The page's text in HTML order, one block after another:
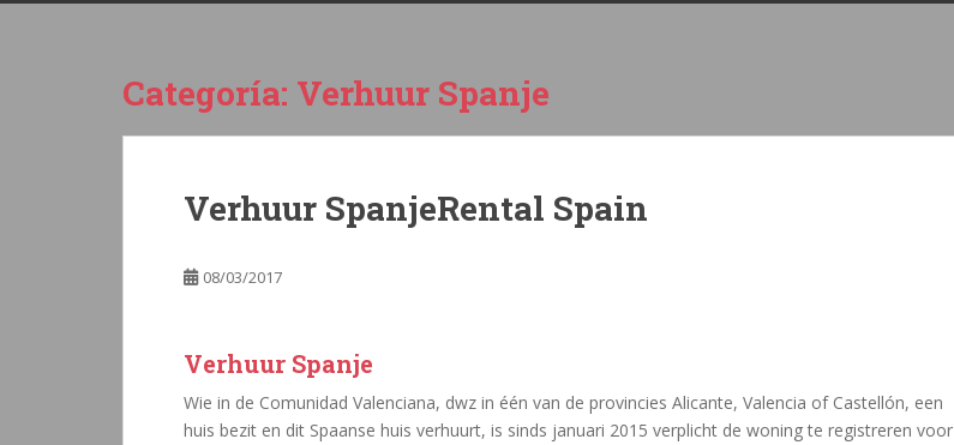
Categoría: Verhuur Spanje
Verhuur SpanjeRental Spain
08/03/2017
Verhuur Spanje
Wie in de Comunidad Valenciana, dwz in één van de provincies Alicante, Valencia of Castellón, een
huis bezit en dit Spaanse huis verhuurt, is sinds januari 2015 verplicht de woning te registreren voor